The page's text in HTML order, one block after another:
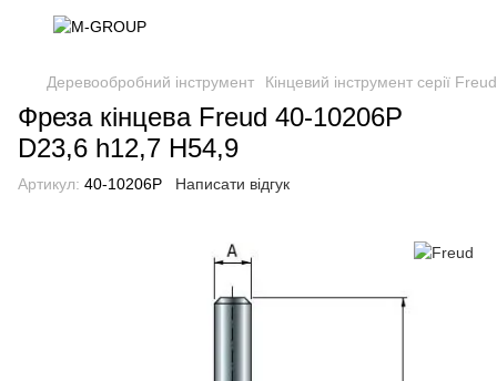
Деревообробний інструмент Кінцевий інструмент серії
Фреза кінцева Freud 40-10206P
D23,6 h12,7 H54,9
Артикул: 40-10206P Написати відгук